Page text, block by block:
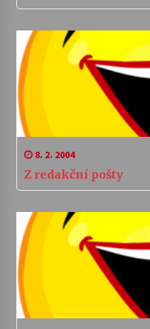
8. 2. 2004
Z redakční pošty